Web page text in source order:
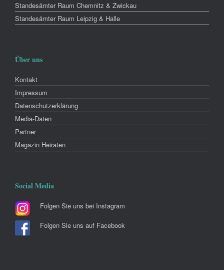
Standesämter Raum Chemnitz & Zwickau
Standesämter Raum Leipzig & Halle
Über uns
Kontakt
Impressum
Datenschutzerklärung
Media-Daten
Partner
Magazin Heiraten
Social Media
Folgen Sie uns bei Instagram
Folgen Sie uns auf Facebook